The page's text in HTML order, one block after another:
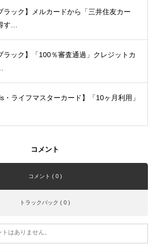
ラック】メルカードから「三井住友カー
す…
ラック】「100％審査通過」クレジットカ
・ライフマスターカード】「10ヶ月利用」
コメント
コメント ( 0 )
トラックバック ( 0 )
はありません。